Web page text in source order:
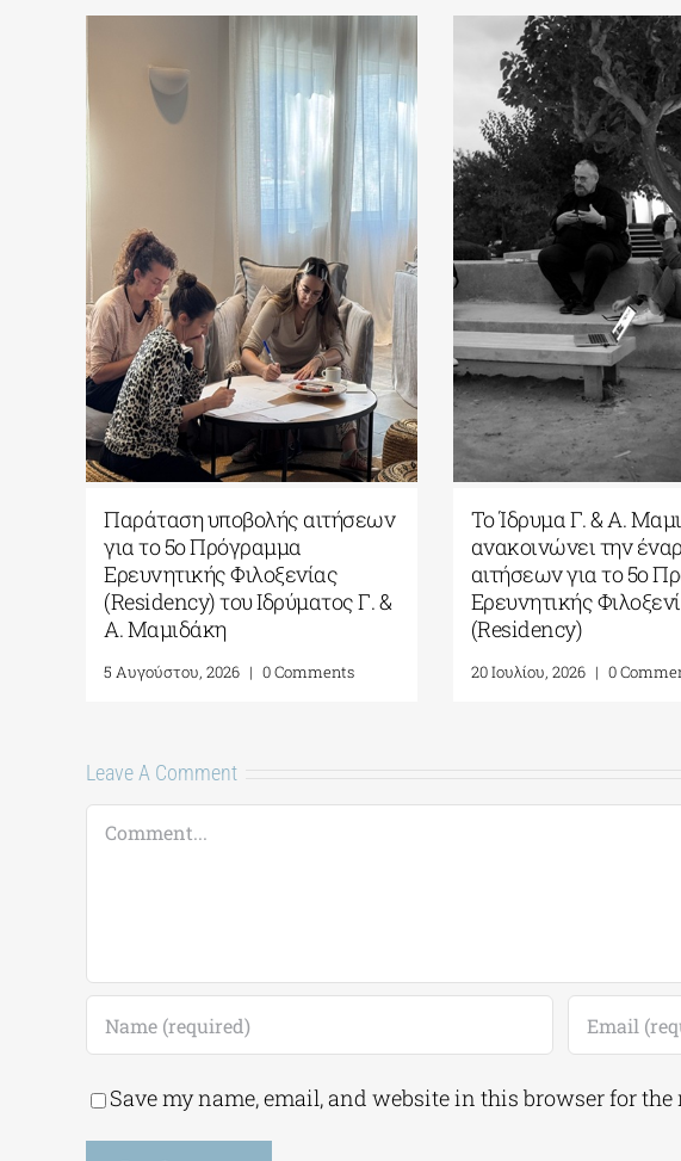
Το Ίδρυμα Γ. & Α. Μαμιδάκη
ανακοινώνει την έναρξη
αιτήσεων για το 5ο Πρόγραμμα
Ερευνητικής Φιλοξενίας
(Residency)
20 Ιουλίου, 2026 | 0 Comments
Culture365 | Ανοιχτό
Φωτογραφίας «Fragments of
Summer»
24 Ιουνίου, 2026 | 0 Comments
Leave A Comment
Comment
Save my name, email, and website in this browser for